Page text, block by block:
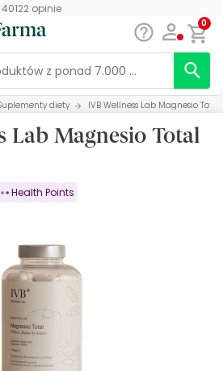
40122opinie
0
diety IVB Wellness Lab Magnesio Total
Lab Magnesio Total
Health Points